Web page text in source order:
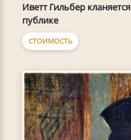
Иветт Гильбер кланяется
публике
СТОИМОСТЬ